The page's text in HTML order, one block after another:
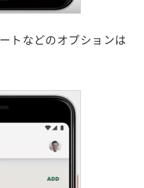
トなどのオプションは